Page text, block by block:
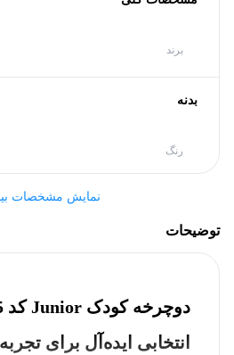
برند
بدنه
رنگ
سایر مشخصات
سایز دوچرخه
نمایش مشخصات
توضیحات
انتخابی ایده‌آل برای